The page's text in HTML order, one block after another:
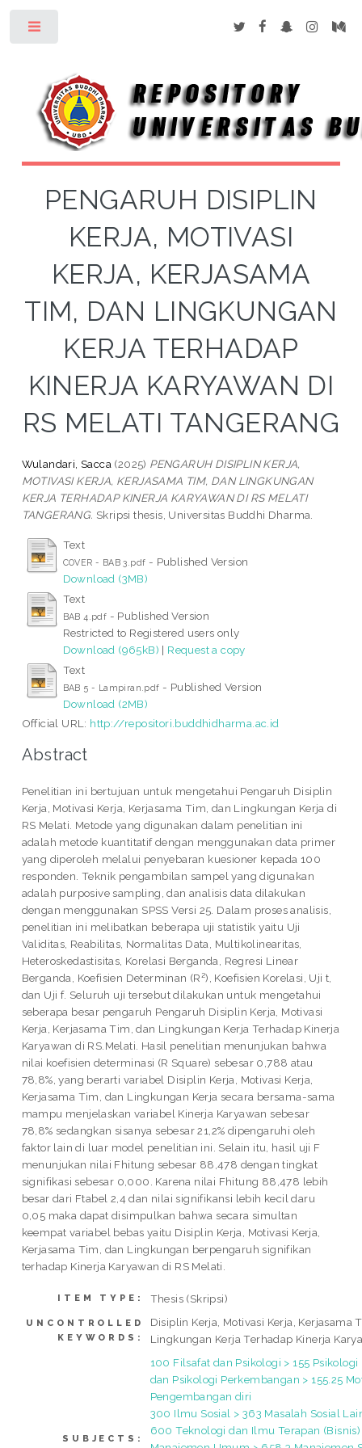
PENGARUH DISIPLIN
KERJA, MOTIVASI
KERJA, KERJASAMA
TIM, DAN LINGKUNGAN
KERJA TERHADAP
KINERJA KARYAWAN DI
RS MELATI TANGERANG
Wulandari, Sacca (2025) PENGARUH DISIPLIN KERJA,
MOTIVASI KERJA, KERJASAMA TIM, DAN LINGKUNGAN
KERJA TERHADAP KINERJA KARYAWAN DI RS MELATI
TANGERANG. Skripsi thesis, Universitas Buddhi Dharma.
Text
COVER - BAB 3.pdf - Published Version
Download (3MB)
Text
BAB 4.pdf - Published Version
Restricted to Registered users only
Download (965kB) | Request a copy
Text
BAB 5 - Lampiran.pdf - Published Version
Download (2MB)
Official URL: http://repositori.buddhidharma.ac.id
Abstract
Penelitian ini bertujuan untuk mengetahui Pengaruh Disiplin
Kerja, Motivasi Kerja, Kerjasama Tim, dan Lingkungan Kerja di
RS Melati. Metode yang digunakan dalam penelitian ini
adalah metode kuantitatif dengan menggunakan data primer
yang diperoleh melalui penyebaran kuesioner kepada 100
responden. Teknik pengambilan sampel yang digunakan
adalah purposive sampling, dan analisis data dilakukan
dengan menggunakan SPSS Versi 25. Dalam proses analisis,
penelitian ini melibatkan beberapa uji statistik yaitu Uji
Validitas, Reabilitas, Normalitas Data, Multikolinearitas,
Heteroskedastisitas, Korelasi Berganda, Regresi Linear
Berganda, Koefisien Determinan (R²), Koefisien Korelasi, Uji t,
dan Uji f. Seluruh uji tersebut dilakukan untuk mengetahui
seberapa besar pengaruh Pengaruh Disiplin Kerja, Motivasi
Kerja, Kerjasama Tim, dan Lingkungan Kerja Terhadap Kinerja
Karyawan di RS.Melati. Hasil penelitian menunjukan bahwa
nilai koefisien determinasi (R Square) sebesar 0,788 atau
78,8%, yang berarti variabel Disiplin Kerja, Motivasi Kerja,
Kerjasama Tim, dan Lingkungan Kerja secara bersama-sama
mampu menjelaskan variabel Kinerja Karyawan sebesar
78,8% sedangkan sisanya sebesar 21,2% dipengaruhi oleh
faktor lain di luar model penelitian ini. Selain itu, hasil uji F
menunjukan nilai Fhitung sebesar 88,478 dengan tingkat
signifikasi sebesar 0,000. Karena nilai Fhitung 88,478 lebih
besar dari Ftabel 2,4 dan nilai signifikansi lebih kecil daru
0,05 maka dapat disimpulkan bahwa secara simultan
keempat variabel bebas yaitu Disiplin Kerja, Motivasi Kerja,
Kerjasama Tim, dan Lingkungan berpengaruh signifikan
terhadap Kinerja Karyawan di RS Melati.
ITEM TYPE: Thesis (Skripsi)
UNCONTROLLED
KEYWORDS:
Disiplin Kerja, Motivasi Kerja, Kerjasama
Lingkungan Kerja Terhadap Kinerja
SUBJECTS:
100 Filsafat dan Psikologi > 155
dan Psikologi Perkembangan > 155.25
Pengembangan diri
300 Ilmu Sosial > 363 Masalah Sosial
600 Teknologi dan Ilmu Terapan